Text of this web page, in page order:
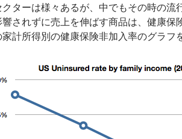
クターは様々あるが、中でもその時の流
響されずに売上を伸ばす商品は、健康保
家計所得別の健康保険非加入率のグラフ